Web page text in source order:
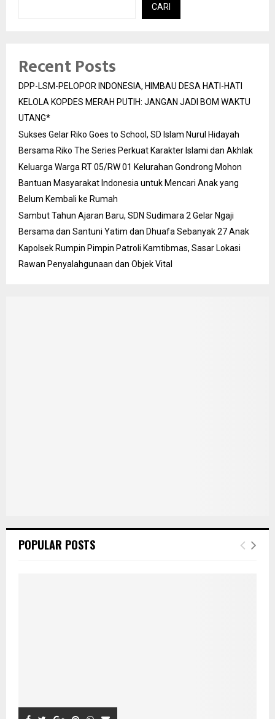
CARI
Recent Posts
DPP-LSM-PELOPOR INDONESIA, HIMBAU DESA HATI-HATI
KELOLA KOPDES MERAH PUTIH: JANGAN JADI BOM WAKTU
UTANG*
Sukses Gelar Riko Goes to School, SD Islam Nurul Hidayah
Bersama Riko The Series Perkuat Karakter Islami dan Akhlak
Keluarga Warga RT 05/RW 01 Kelurahan Gondrong Mohon
Bantuan Masyarakat Indonesia untuk Mencari Anak yang
Belum Kembali ke Rumah
Sambut Tahun Ajaran Baru, SDN Sudimara 2 Gelar Ngaji
Bersama dan Santuni Yatim dan Dhuafa Sebanyak 27 Anak
Kapolsek Rumpin Pimpin Patroli Kamtibmas, Sasar Lokasi
Rawan Penyalahgunaan dan Objek Vital
POPULAR POSTS